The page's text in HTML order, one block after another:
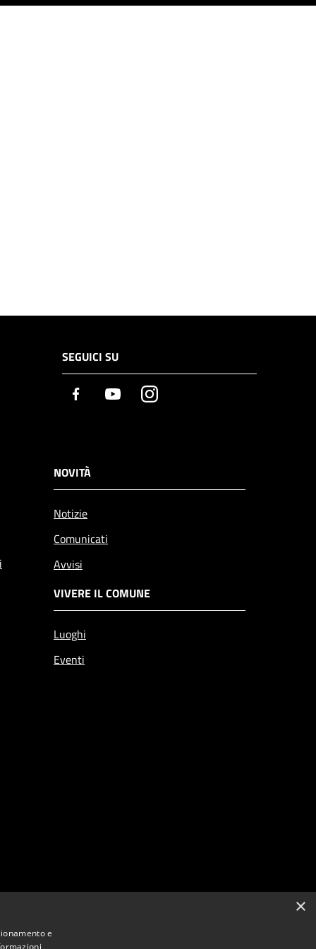
SEGUICI SU
Facebook YoutubeInstagram
NOVITÀ
Notizie
Comunicati
Avvisi
VIVERE IL COMUNE
Luoghi
Eventi
×
e